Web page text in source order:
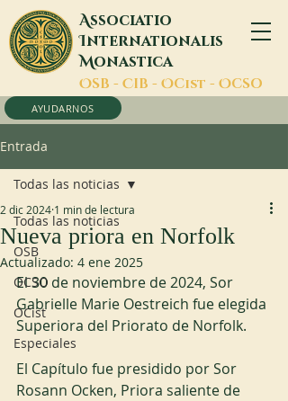
Associatio
Internationalis
Monastica
OSB - CIB - OCist - OCSO
AYUDARNOS
Entrada
Todas las noticias
OSB
OCSO
OCist
Especiales
Todas las noticias
Nueva priora en Norfolk
2 dic 2024 1 min de lectura
Actualizado: 4 ene 2025
El 30 de noviembre de 2024, Sor
Gabrielle Marie Oestreich fue elegida
Superiora del Priorato de Norfolk.
El Capítulo fue presidido por Sor
Rosann Ocken, Priora saliente de